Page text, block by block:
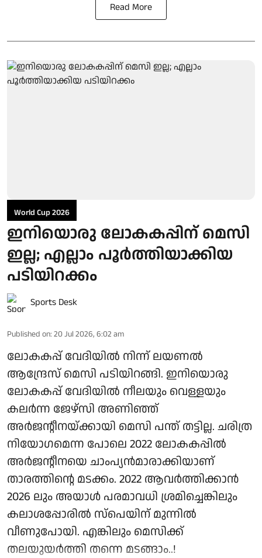
Read More
World Cup 2026
ഇനിയൊരു ലോകകപ്പിന് മെസി
ഇല്ല; എല്ലാം പൂർത്തിയാക്കിയ
പടിയിറക്കം
Sports Desk
Published on: 20 Jul 2026, 6:02 am
ലോകകപ്പ് വേദിയിൽ നിന്ന് ലയണൽ
ആന്ദ്രേസ് മെസി പടിയിറങ്ങി. ഇനിയൊരു
ലോകകപ്പ് വേദിയിൽ നീലയും വെള്ളയും
കലർന്ന ജേഴ്‌സി അണിഞ്ഞ്
അർജന്റീനയ്ക്കായി മെസി പന്ത് തട്ടില്ല. ചരിത്ര
നിയോഗമെന്ന പോലെ 2022 ലോകകപ്പിൽ
അർജന്റീനയെ ചാംപ്യൻമാരാക്കിയാണ്
താരത്തിന്റെ മടക്കം. 2022 ആവർത്തിക്കാൻ
2026 ലും അയാൾ പരമാവധി ശ്രമിച്ചെങ്കിലും
കലാശപ്പോരിൽ സ്‌പെയിന് മുന്നിൽ
വീണുപോയി. എങ്കിലും മെസിക്ക്
തലയുയർത്തി തന്നെ മടങ്ങാം..!